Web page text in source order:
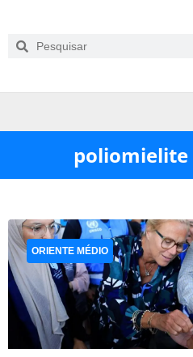
poliomielite
ORIENTE MÉDIO